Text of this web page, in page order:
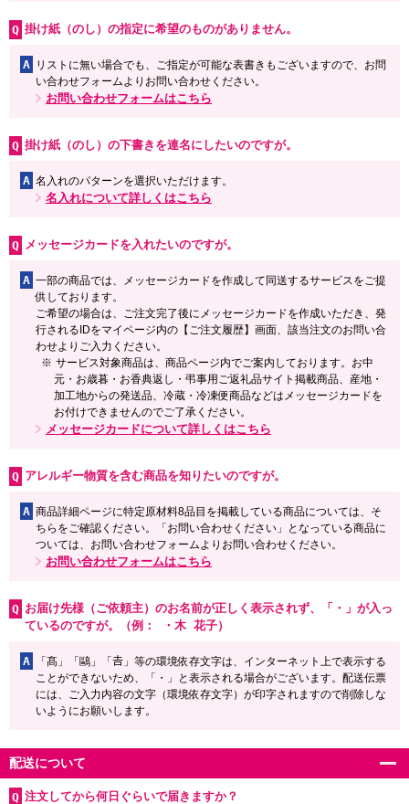
掛け紙（のし）の指定に希望のものがありません。
A リストに無い場合でも、ご指定が可能な表書きもございますので、お問
い合わせフォームよりお問い合わせください。
お問い合わせフォームはこちら
掛け紙（のし）の下書きを連名にしたいのですが。
A 名入れのパターンを選択いただけます。
名入れについて詳しくはこちら
メッセージカードを入れたいのですが。
A 一部の商品では、メッセージカードを作成して同送するサービスをご提
供しております。
ご希望の場合は、ご注文完了後にメッセージカードを作成いただき、発
行されるIDをマイページ内の【ご注文履歴】画面、該当注文のお問い合
わせよりご入力ください。
サービス対象商品は、商品ページ内でご案内しております。お中
元・お歳暮・お香典返し・弔事用ご返礼品サイト掲載商品、産地・
加工地からの発送品、冷蔵・冷凍便商品などはメッセージカードを
お付けできませんのでご了承ください。
メッセージカードについて詳しくはこちら
アレルギー物質を含む商品を知りたいのですが。
A 商品詳細ページに特定原材料8品目を掲載している商品については、そ
ちらをご確認ください。「お問い合わせください」となっている商品に
ついては、お問い合わせフォームよりお問い合わせください。
お問い合わせフォームはこちら
お届け先様（ご依頼主）のお名前が正しく表示されず、「・」が入っ
ているのですが。（例： ・木 花子）
A
「髙」「鷗」「𠮷」等の環境依存文字は、インターネット上で表示する
ことができないため、「・」と表示される場合がございます。配送伝票
には、ご入力内容の文字（環境依存文字）が印字されますので削除しな
いようにお願いします。
配送について
注文してから何日ぐらいで届きますか？